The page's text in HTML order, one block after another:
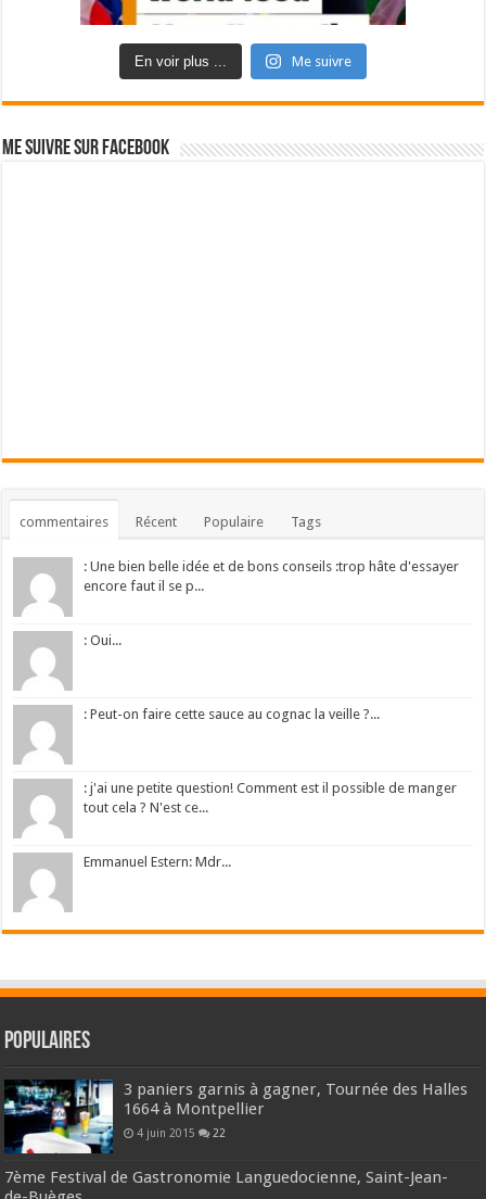
En voir plus ... Me suivre
Me suivre sur Facebook
commentaires Récent Populaire Tags
: Une bien belle idée et de bons conseils :trop hâte d'essayer
encore faut il se p...
: Oui...
: Peut-on faire cette sauce au cognac la veille ?...
: j'ai une petite question! Comment est il possible de manger
tout cela ? N'est ce...
Emmanuel Estern: Mdr...
Populaires
3 paniers garnis à gagner, Tournée des Halles
1664 à Montpellier
4 juin 2015 22
7ème Festival de Gastronomie Languedocienne, Saint-Jean-